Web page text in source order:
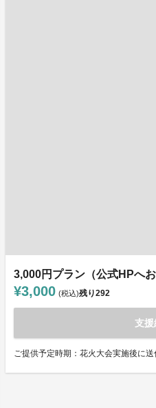
3,000円プラン（公式HPへ
¥3,000 (税込)残り292
支援
ご提供予定時期：花火大会実施後に送